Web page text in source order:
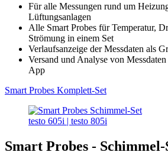
Für alle Messungen rund um
Lüftungsanlagen
Alle Smart Probes für Temperatur,
Strömung in einem Set
Verlaufsanzeige der Messdaten als
Versand und Analyse von
App
Smart Probes Komplett-Set
testo 605i | testo 805i
Smart Probes - Schimmel-